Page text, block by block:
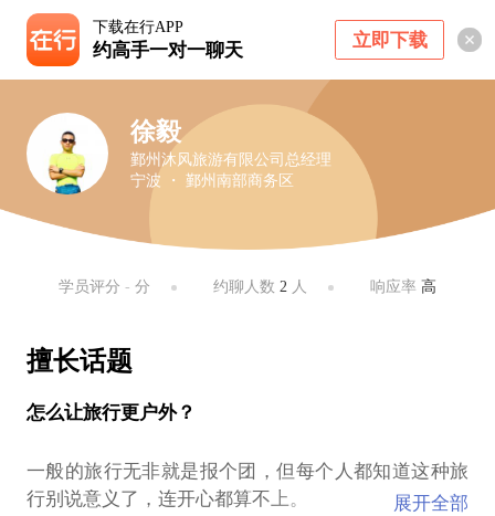
下载在行APP
约高手一对一聊天 立即下载
徐毅
鄞州沐风旅游有限公司总经理
宁波 ・ 鄞州南部商务区
学员评分 - 分 约聊人数 2 人 响应率高
擅长话题
怎么让旅行更户外？
一般的旅行无非就是报个团，但每个人都知道这种旅
行别说意义了，连开心都算不上。
展开全部